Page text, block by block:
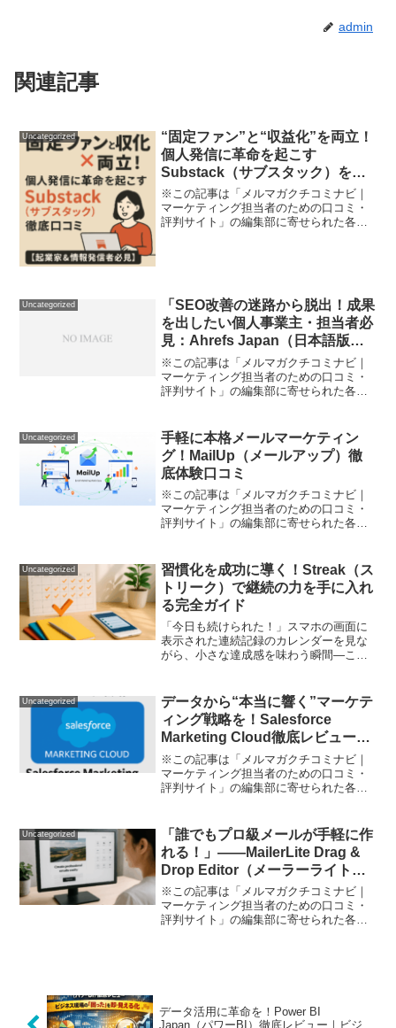
admin
関連記事
Uncategorized
“固定ファン”と“収益化”を両立！
個人発信に革命を起こす
Substack（サブスタック）を徹
底口コミ【起業家＆情報発信者必
見】
※この記事は「メルマガクチコミナビ｜
マーケティング担当者のための口コミ・
評判サイト」の編集部に寄せられた各商
Uncategorized
「SEO改善の迷路から脱出！成果
を出したい個人事業主・担当者必
見：Ahrefs Japan（日本語版）
リアル使用レビュー」
※この記事は「メルマガクチコミナビ｜
マーケティング担当者のための口コミ・
評判サイト」の編集部に寄せられた各商
気がする…そんな悩みはありませんか？
日々のアクセス分析も「...
Uncategorized
手軽に本格メールマーケティン
グ！MailUp（メールアップ）徹
底体験口コミ
※この記事は「メルマガクチコミナビ｜
マーケティング担当者のための口コミ・
評判サイト」の編集部に寄せられた各商
でもコストや操作の面倒さで後回しにし
ていませんか？」 最近、...
Uncategorized
習慣化を成功に導く！Streak（ス
トリーク）で継続の力を手に入れ
る完全ガイド
「今日も続けられた！」スマホの画面に
表示された連続記録のカレンダーを見な
がら、小さな達成感を味わう瞬間—これ
で終わってしまう...そんな悩みを抱えて
いませんか？私もまさ...
Uncategorized
データから“本当に響く”マーケテ
ィング戦略を！Salesforce
Marketing Cloud徹底レビュー
【口コミ・評判】
※この記事は「メルマガクチコミナビ｜
マーケティング担当者のための口コミ・
評判サイト」の編集部に寄せられた各商
実は膨大なリスト処理とバラバラなツー
ル運用に追われて、効率化...
Uncategorized
「誰でもプロ級メールが手軽に作
れる！」――MailerLite Drag &
Drop Editor（メーラーライト）
体験口コミレポート
※この記事は「メルマガクチコミナビ｜
マーケティング担当者のための口コミ・
評判サイト」の編集部に寄せられた各商
データ活用に革命を！Power BI
Japan（パワーBI）徹底レビュー｜ビジ